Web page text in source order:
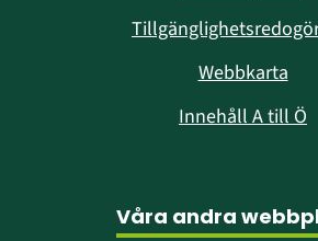
Webbkarta
Innehåll A till Ö
Våra andra